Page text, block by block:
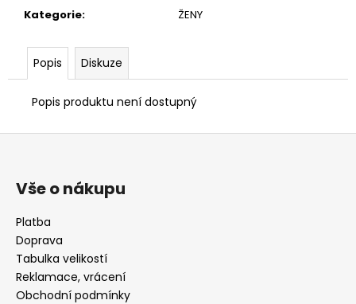
Kategorie: ŽENY
Popis Diskuze
Popis produktu není dostupný
Z
Vše o nákupu
Platba
Doprava
Tabulka velikostí
Reklamace, vrácení
Obchodní podmínky